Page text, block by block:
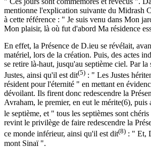
mentionne l'explication suivante du Midrash
à cette référence : " Je suis venu dans Mon
Mon plaisir, là où fut d'abord Ma résidence
En effet, la Présence de D.ieu se révélait,
matériel, lors de la création. Puis, des actes
se retire là-haut, jusqu'au septième ciel. Par la
Justes, ainsi qu'il est dit(5) : " Les Justes
résident pour l'éternité " en mettant en
dévoilant. Ils firent donc redescendre la
Avraham, le premier, en eut le mérite(6),
le septième, et " tous les septièmes sont chéris
revint le privilège de faire redescendre la
ce monde inférieur, ainsi qu'il est dit(8) : " Et,
mont Sinaï ".